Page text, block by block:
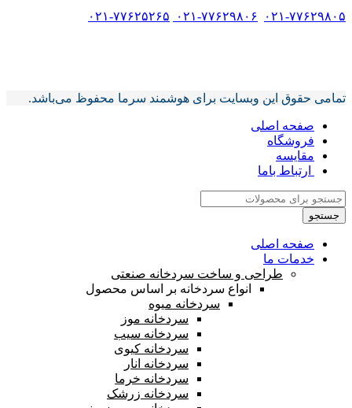
۰۲۱-۷۷۶۲۹۸۰۵ ۰۲۱-۷۷۶۲۹۸۰۶ ۰۲۱-۷۷۶۲۵۲۶۵
تمامی حقوق این وبسایت برای هوشمند سرما محفوظ می‌باشد.
صفحه اصلی
فروشگاه
مقایسه
ارتباط باما
جستجو
صفحه اصلی
خدمات ما
طراحی و ساخت سردخانه صنعتی
انواع سردخانه بر اساس محصول
سردخانه میوه
سردخانه موز
سردخانه سیب
سردخانه کیوی
سردخانه انار
سردخانه خرما
سردخانه زرشک